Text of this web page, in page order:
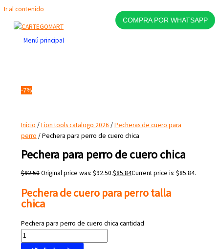
COMPRA POR WHATSAPP
Ir al contenido
Menú principal
-7%
Inicio /Lion tools catalogo 2026 /Pecheras de cuero para
perro / Pechera para perro de cuero chica
Pechera para perro de cuero chica
$92.50Original price was: $92.50.$85.84Current price is: $85.84.
Pechera de cuero para perro talla
chica
Pechera para perro de cuero chica cantidad